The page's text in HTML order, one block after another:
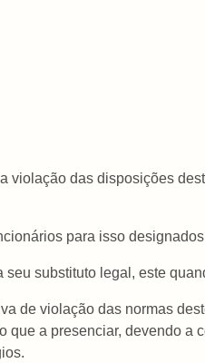
violação das disposições
para isso
substituto legal, este
de violação das normas
que a presenciar, devendo a